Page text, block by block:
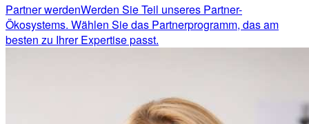
Partner werdenWerden Sie Teil unseres Partner-
Ökosystems. Wählen Sie das Partnerprogramm, das am
besten zu Ihrer Expertise passt.